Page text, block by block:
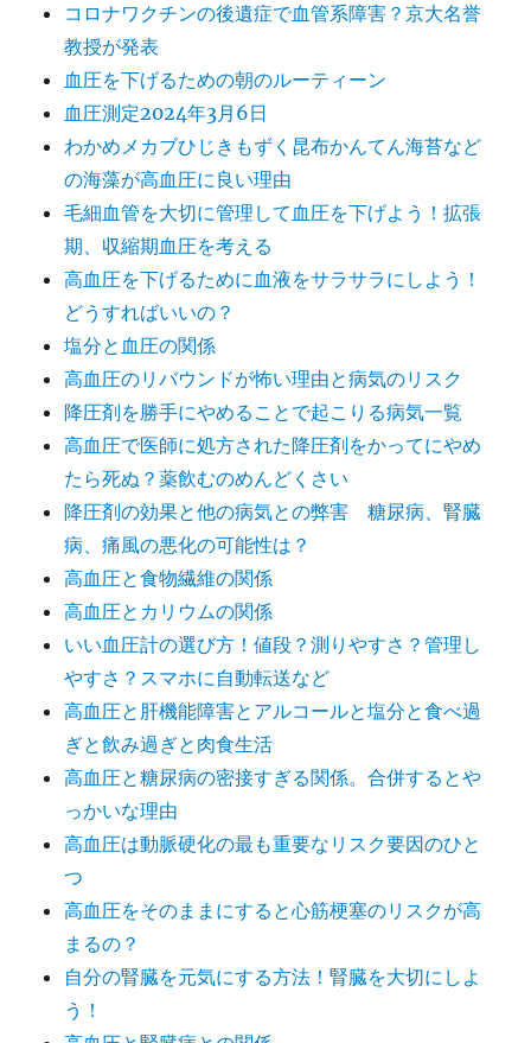
コロナワクチンの後遺症で血管系障害？京大名誉
教授が発表
血圧を下げるための朝のルーティーン
血圧測定2024年3月6日
わかめメカブひじきもずく昆布かんてん海苔など
の海藻が高血圧に良い理由
毛細血管を大切に管理して血圧を下げよう！拡張
期、収縮期血圧を考える
高血圧を下げるために血液をサラサラにしよう！
どうすればいいの？
塩分と血圧の関係
高血圧のリバウンドが怖い理由と病気のリスク
降圧剤を勝手にやめることで起こりる病気一覧
高血圧で医師に処方された降圧剤をかってにやめ
たら死ぬ？薬飲むのめんどくさい
降圧剤の効果と他の病気との弊害 糖尿病、腎臓
病、痛風の悪化の可能性は？
高血圧と食物繊維の関係
高血圧とカリウムの関係
いい血圧計の選び方！値段？測りやすさ？管理し
やすさ？スマホに自動転送など
高血圧と肝機能障害とアルコールと塩分と食べ過
ぎと飲み過ぎと肉食生活
高血圧と糖尿病の密接すぎる関係。合併するとや
っかいな理由
高血圧は動脈硬化の最も重要なリスク要因のひと
つ
高血圧をそのままにすると心筋梗塞のリスクが高
まるの？
自分の腎臓を元気にする方法！腎臓を大切にしよ
う！